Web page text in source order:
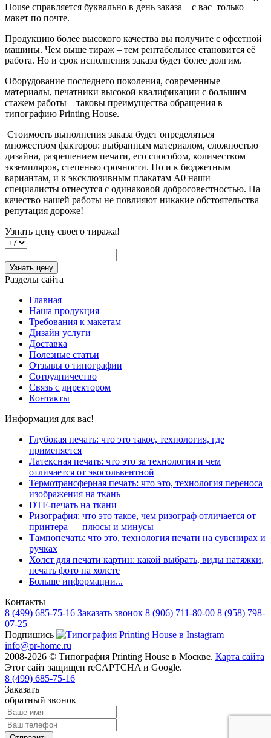
House справляется буквально в день заказа – с вас только
макет по почте.
Продукцию более высокого качества вы получите с офсетной
машины. Чем выше тираж – тем рентабельнее становится её
работа. Но и срок исполнения заказа будет более долгим.
Оборудование последнего поколения, современные
материалы, печатники высокой квалификации с большим
стажем работы – таковы преимущества обращения в
типографию Printing House.
Стоимость выполнения заказа будет определяться
множеством факторов: выбранным материалом, сложностью
дизайна, разрешением печати, его способом, количеством
экземпляров, степенью срочности. Но и к бюджетным
вариантам, и к эксклюзивным плакатам А0 наши
специалисты отнесутся с одинаковой добросовестностью. На
качество нашей работы не повлияют никакие обстоятельства –
репутация дороже!
Узнать цену своего тиража!
Узнать цену
Разделы сайта
Главная
Наша продукция
Требования к макетам
Дизайн услуги
Доставка
Полезные статьи
Отзывы о типографии
Сотрудничество
Связь с директором
Контакты
Информация для вас!
Глубокая печать: что это такое, технология, где
применяется
Латексная печать: что это за технология и чем
отличается от экосольвентной
Термотрансферная печать: что это, технология переноса
изображения на ткань
DTF-печать на ткани
Ризография: что это такое, чем ризограф отличается от
принтера — плюсы и минусы
Тампопечать: что это, технология печати на сувенирах и
ручках
Холст для печати картин: какой выбрать, виды натяжки,
печать фото на холсте
Больше информации...
Контакты
8 (499) 685-75-16 Заказать звонок 8 (906) 711-80-00 8 (958) 798-
07-25
Подпишись
info@pr-home.ru
2008-2026 © Типография Printing House в Москве. Карта сайта
Этот сайт защищен reCAPTCHA и Google.
8 (499) 685-75-16
Заказать
обратный звонок